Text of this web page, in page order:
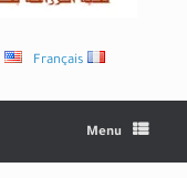
Français
Menu